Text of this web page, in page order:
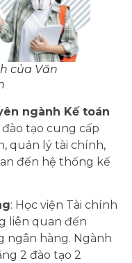
của Văn
ngành Kế toán
tạo cung cấp
quản lý tài chính,
đến hệ thống kế
: Học viện Tài chính
liên quan đến
ngân hàng. Ngành
2 đào tạo 2